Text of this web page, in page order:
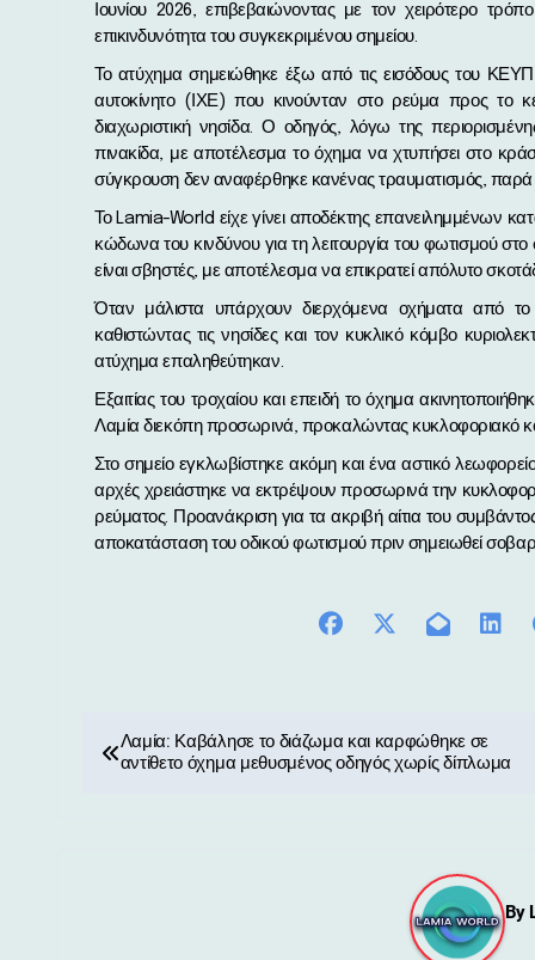
Ιουνίου 2026, επιβεβαιώνοντας με τον χειρότερο
επικινδυνότητα του συγκεκριμένου σημείου.
Το ατύχημα σημειώθηκε έξω από τις εισόδους του ΚΕΥΠ
αυτοκίνητο (ΙΧΕ) που κινούνταν στο ρεύμα προς το
διαχωριστική νησίδα. Ο οδηγός, λόγω της
πινακίδα, με αποτέλεσμα το όχημα να χτυπήσει στο
σύγκρουση δεν αναφέρθηκε κανένας τραυματισμός, παρά
Το Lamia-World είχε γίνει αποδέκτης επανειλημμένων
κώδωνα του κινδύνου για τη λειτουργία του φωτισμού
είναι σβηστές, με αποτέλεσμα να επικρατεί απόλυτο
Όταν μάλιστα υπάρχουν διερχόμενα οχήματα από
καθιστώντας τις νησίδες και τον κυκλικό κόμβο
ατύχημα επαληθεύτηκαν.
Εξαιτίας του τροχαίου και επειδή το όχημα
Λαμία διεκόπη προσωρινά, προκαλώντας κυκλοφοριακό
Στο σημείο εγκλωβίστηκε ακόμη και ένα αστικό
αρχές χρειάστηκε να εκτρέψουν προσωρινά την
ρεύματος. Προανάκριση για τα ακριβή αίτια του
αποκατάσταση του οδικού φωτισμού πριν σημειωθεί
Λαμία: Καβάλησε το διάζωμα και καρφώθηκε σε
αντίθετο όχημα μεθυσμένος οδηγός χωρίς δίπλωμα
By